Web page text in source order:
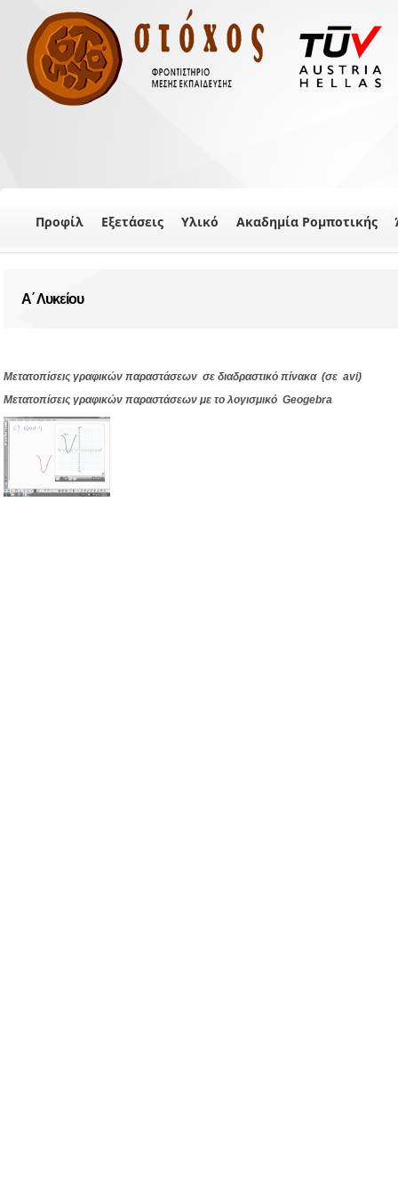
Προφίλ Εξετάσεις Υλικό Ακαδημία Ρομποτικής
Α΄ Λυκείου
Μετατοπίσεις γραφικών παραστάσεων σε διαδραστικό πίνακα (σε avi)
Μετατοπίσεις γραφικών παραστάσεων με το λογισμικό Geogebra